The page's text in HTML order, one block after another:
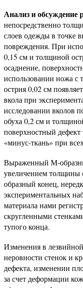
Анализ и обсуждение
непосредственно
слоев одежды в точке
повреждения. При
0,15 см и толщиной
осаднение,
использовании ножа
острия 0,02 см
вкола при
исследовании вколов
обуха 0,2 см и
поверхностный дефект
«минус-ткань» при
Выраженный М-
увеличением толщины
образный конец,
экспериментальных
материала нами
скругленными
тупого конца.
Изменения в
неровности стенок и
дефекта, изменении
за счет деформации